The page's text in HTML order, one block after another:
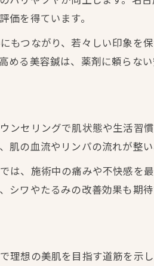
価を得ています。
もつながり、若々しい印象を
る美容鍼は、薬剤に頼らな
ンセリングで肌状態や生活習
の血流やリンパの流れが整
は、施術中の痛みや不快感を
シワやたるみの改善効果も期
理想の美肌を目指す道筋を示